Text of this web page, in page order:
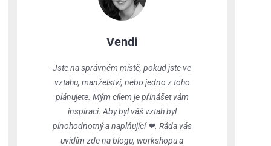
Vendi
Jste na správném místě, pokud jste ve
vztahu, manželství, nebo jedno z toho
plánujete. Mým cílem je přinášet vám
inspiraci. Aby byl váš vztah byl
plnohodnotný a naplňující ❤. Ráda vás
uvidím zde na blogu, workshopu a